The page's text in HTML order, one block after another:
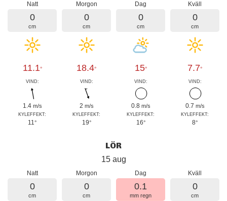
Natt
0
cm
11.1°
VIND:
1.4 m/s
KYLEFFEKT:
11°
Morgon
0
cm
18.4°
VIND:
2 m/s
KYLEFFEKT:
19°
Dag
0
cm
15°
VIND:
0.8 m/s
KYLEFFEKT:
16°
Kväll
0
cm
7.7°
VIND:
0.7 m/s
KYLEFFEKT:
8°
LÖR
15 aug
Natt
0
cm
Morgon
0
cm
Dag
0.1
mm regn
Kväll
0
cm